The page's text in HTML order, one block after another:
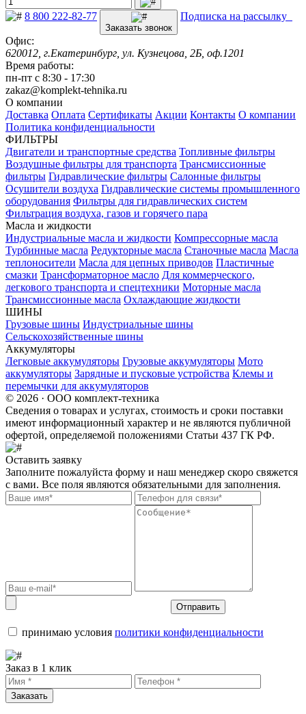
8 800 222-82-77
Заказать звонок
Подписка на рассылку
Офис:
620012, г.Екатеринбург, ул. Кузнецова, 2Б, оф.1201
Время работы:
пн-пт с 8:30 - 17:30
zakaz@komplekt-tehnika.ru
О компании
Доставка Оплата Сертификаты Акции Контакты О компании
Политика конфиденциальности
ФИЛЬТРЫ
Двигатели и транспортные средства Топливные фильтры
Воздушные фильтры для транспорта Трансмиссионные
фильтры Гидравлические фильтры Салонные фильтры
Осушители воздуха Гидравлические системы промышленного
оборудования Фильтры для гидравлических систем
Фильтрация воздуха, газов и горячего пара
Масла и жидкости
Индустриальные масла и жидкости Компрессорные масла
Турбинные масла Редукторные масла Станочные масла Масла
теплоносители Масла для цепных приводов Пластичные
смазки Трансформаторное масло Для коммерческого,
легкового транспорта и спецтехники Моторные масла
Трансмиссионные масла Охлаждающие жидкости
ШИНЫ
Грузовые шины Индустриальные шины
Сельскохозяйственные шины
Аккумуляторы
Легковые аккумуляторы Грузовые аккумуляторы Мото
аккумуляторы Зарядные и пусковые устройства Клемы и
перемычки для аккумуляторов
© 2026 · ООО комплект-техника
Сведения о товарах и услугах, стоимость и сроки поставки
имеют информационный характер и не являются публичной
офертой, определяемой положениями Статьи 437 ГК РФ.
Оставить заявку
Заполните пожалуйста форму и наш менеджер скоро свяжется
с вами. Все поля являются обязательными для заполнения.
Отправить
принимаю условия политики конфиденциальности
Заказ в 1 клик
Заказать